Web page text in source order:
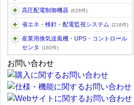
高圧配電制御機器 (628件)
省エネ・検針・配電監視システム (216件)
産業用換気送風機・UPS・コントロール
センタ
(160件)
お問い合わせ